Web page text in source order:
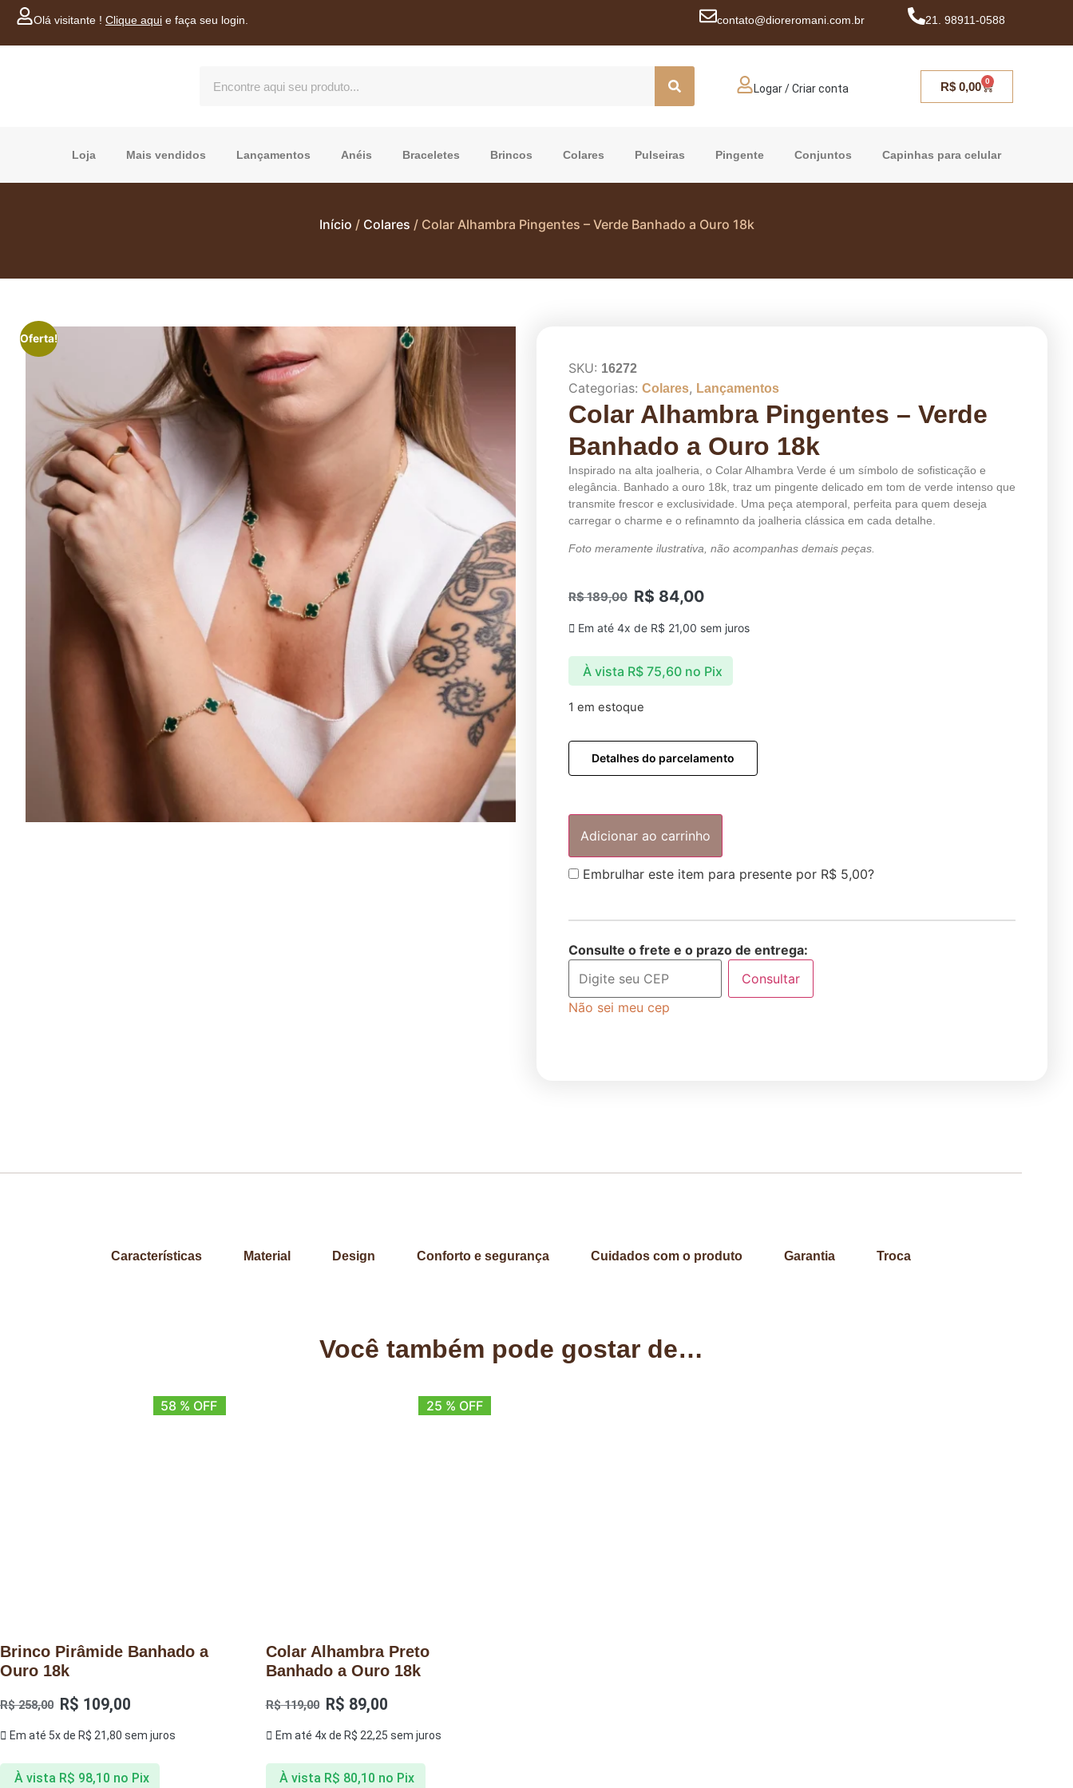
Olá visitante ! Clique aqui e faça seu login. contato@dioreromani.com.br 21. 98911-0588
Logar / Criar conta R$0,00 0
Loja Mais vendidos Lançamentos Anéis Braceletes Brincos Colares Pulseiras Pingente Conjuntos Capinhas para celular
Início / Colares / Colar Alhambra Pingentes – Verde Banhado a Ouro 18k
Oferta!
SKU: 16272
Categorias: Colares, Lançamentos
Colar Alhambra Pingentes – Verde
Banhado a Ouro 18k
Inspirado na alta joalheria, o Colar Alhambra Verde é um símbolo de sofisticação e
elegância. Banhado a ouro 18k, traz um pingente delicado em tom de verde intenso que
transmite frescor e exclusividade. Uma peça atemporal, perfeita para quem deseja
carregar o charme e o refinamnto da joalheria clássica em cada detalhe.
Foto meramente ilustrativa, não acompanhas demais peças.
R$189,00 R$ 84,00
Em até 4x de R$ 21,00 sem juros
À vista R$75,60 no Pix
1 em estoque
Detalhes do parcelamento
Adicionar ao carrinho
Embrulhar este item para presente por R$ 5,00?
Consulte o frete e o prazo de entrega:
Consultar
Não sei meu cep
Características Material Design Conforto e segurança Cuidados com o produto Garantia Troca
Você também pode gostar de…
58 % OFF
Brinco Pirâmide Banhado a
Ouro 18k
R$258,00 R$ 109,00
Em até 5x de R$ 21,80 sem juros
À vista R$ 98,10 no Pix
25 % OFF
Colar Alhambra Preto
Banhado a Ouro 18k
R$119,00 R$ 89,00
Em até 4x de R$ 22,25 sem juros
À vista R$ 80,10 no Pix